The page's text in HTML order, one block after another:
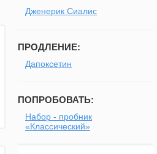
Дженерик Сиалис
ПРОДЛЕНИЕ:
Дапоксетин
ПОПРОБОВАТЬ:
Набор - пробник
«Классический»